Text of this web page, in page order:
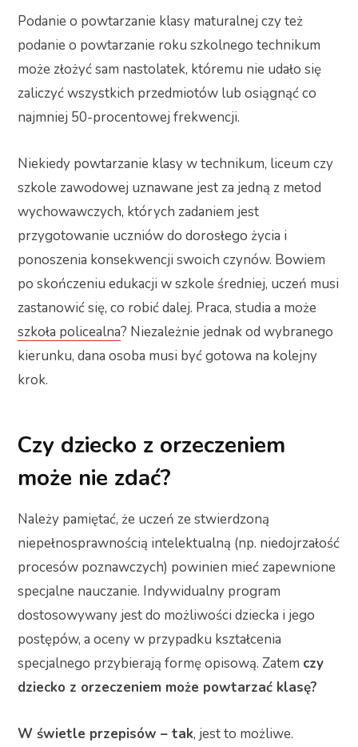
Podanie o powtarzanie klasy maturalnej czy też
podanie o powtarzanie roku szkolnego technikum
może złożyć sam nastolatek, któremu nie udało się
zaliczyć wszystkich przedmiotów lub osiągnąć co
najmniej 50-procentowej frekwencji.
Niekiedy powtarzanie klasy w technikum, liceum czy
szkole zawodowej uznawane jest za jedną z metod
wychowawczych, których zadaniem jest
przygotowanie uczniów do dorosłego życia i
ponoszenia konsekwencji swoich czynów. Bowiem
po skończeniu edukacji w szkole średniej, uczeń musi
zastanowić się, co robić dalej. Praca, studia a może
szkoła policealna? Niezależnie jednak od wybranego
kierunku, dana osoba musi być gotowa na kolejny
krok.
Czy dziecko z orzeczeniem
może nie zdać?
Należy pamiętać, że uczeń ze stwierdzoną
niepełnosprawnością intelektualną (np. niedojrzałość
procesów poznawczych) powinien mieć zapewnione
specjalne nauczanie. Indywidualny program
dostosowywany jest do możliwości dziecka i jego
postępów, a oceny w przypadku kształcenia
specjalnego przybierają formę opisową. Zatem czy
dziecko z orzeczeniem może powtarzać klasę?
W świetle przepisów – tak, jest to możliwe.